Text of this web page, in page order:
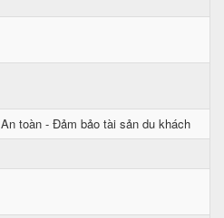
An toàn - Đảm bảo tài sản du khách